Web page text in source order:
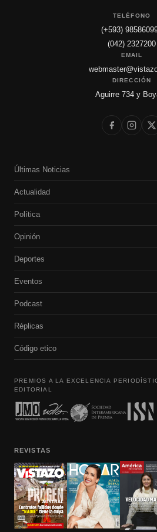
TELÉFONO
(+593)
(042) 2327200
EMAIL
DIRECCIÓN
Aguirre 734 y
Últimas Noticias
Actualidad
Política
Opinión
Deportes
Eventos
Podcast
Réplicas
Código etico
PREMIOS A LA EXCELENCIA
EDITORIAL
REVISTAS